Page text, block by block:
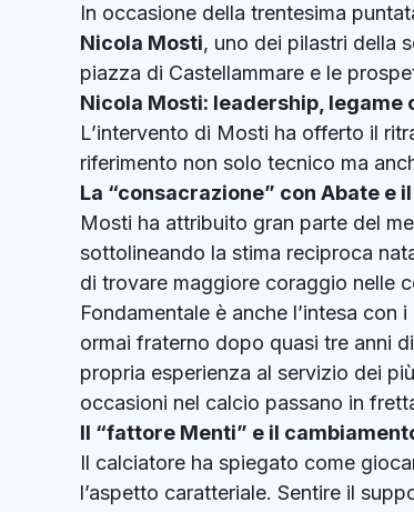
In occasione della trentesima
Nicola Mosti, uno dei pilastri della
piazza di Castellammare e le
Nicola Mosti: leadership, legame
L’intervento di Mosti ha offerto il
riferimento non solo tecnico ma
La “consacrazione” con Abate e
Mosti ha attribuito gran parte del
sottolineando la stima reciproca
di trovare maggiore coraggio nelle
Fondamentale è anche l’intesa con
ormai fraterno dopo quasi tre anni
propria esperienza al servizio dei
occasioni nel calcio passano in
Il “fattore Menti” e il
Il calciatore ha spiegato come
l’aspetto caratteriale. Sentire il